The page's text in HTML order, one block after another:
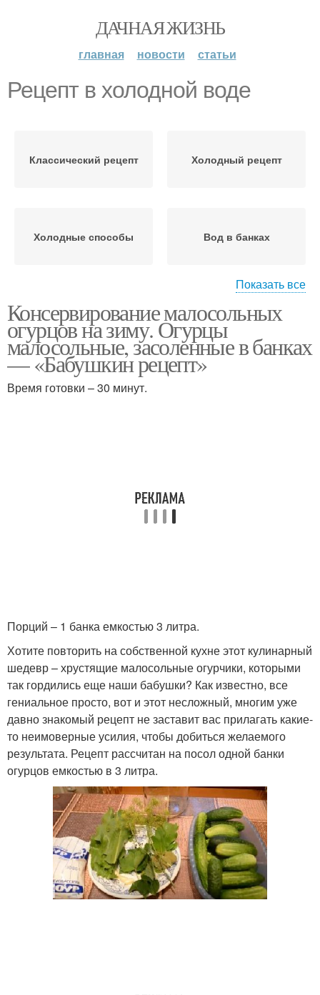
ДАЧНАЯ ЖИЗНЬ
главная новости статьи
Рецепт в холодной воде
Классический рецепт Холодный рецепт
Холодные способы Вод в банках
Холодные рецепты Холодный способ
Воды для малосольных
Показать все
Консервирование малосольных
огурцов на зиму. Огурцы
малосольные, засоленные в банках
— «Бабушкин рецепт»
Время готовки – 30 минут.
Порций – 1 банка емкостью 3 литра.
Хотите повторить на собственной кухне этот кулинарный
шедевр – хрустящие малосольные огурчики, которыми
так гордились еще наши бабушки? Как известно, все
гениальное просто, вот и этот несложный, многим уже
давно знакомый рецепт не заставит вас прилагать какие-
то неимоверные усилия, чтобы добиться желаемого
результата. Рецепт рассчитан на посол одной банки
огурцов емкостью в 3 литра.